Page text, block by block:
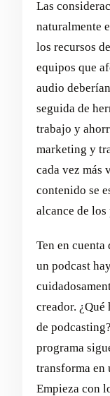
Las
naturalmente
los recursos
equipos que
audio
seguida de
trabajo y
marketing y
cada vez más
contenido se
alcance de
Ten en cuenta
un podcast
creador.
de
programa
transforma en
Empieza con